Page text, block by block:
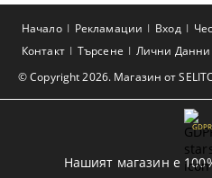
© Copyright 2026. Магазин от
Начало Рекламации Вход
Контакт
Търсене Лични Данни
GDPR
Нашият магазин е